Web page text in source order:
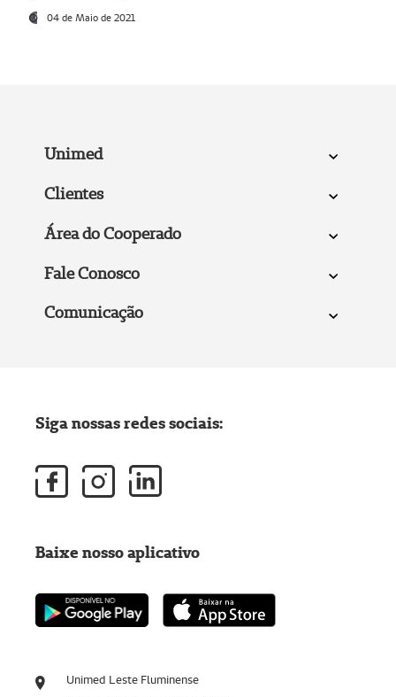
04 de Maio de 2021
Unimed
Clientes
Área do Cooperado
Fale Conosco
Comunicação
Unimed Leste Fluminense
Siga nossas redes sociais:
Baixe nosso aplicativo